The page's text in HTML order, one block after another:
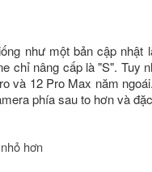
như một bản cập
chỉ nâng cấp là "S". Tuy
và 12 Pro Max năm
phía sau to hơn và
hơn